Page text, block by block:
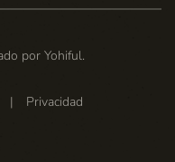
por Yohiful.
| Privacidad